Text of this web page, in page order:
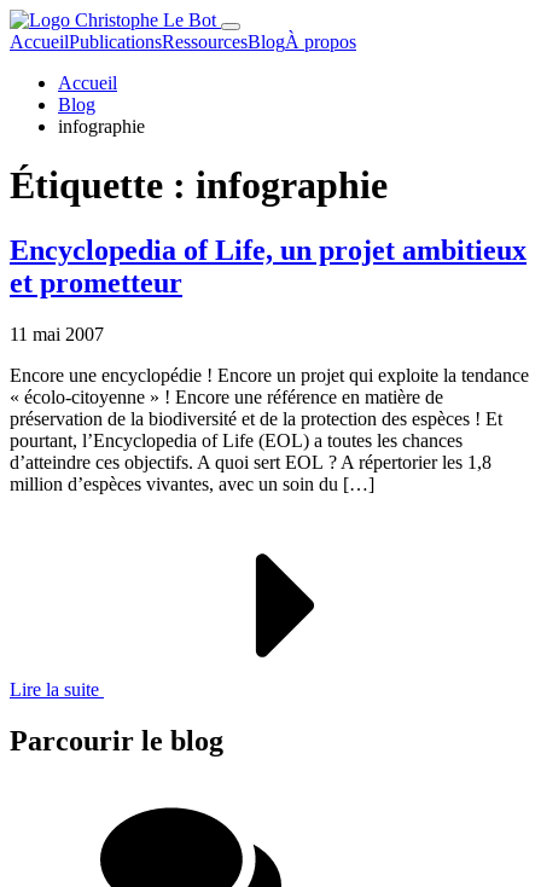
AccueilPublicationsRessourcesBlogÀ propos
Accueil
Blog
infographie
Étiquette : infographie
Encyclopedia of Life, un projet ambitieux
et prometteur
11 mai 2007
Encore une encyclopédie ! Encore un projet qui exploite la tendance
« écolo-citoyenne » ! Encore une référence en matière de
préservation de la biodiversité et de la protection des espèces ! Et
pourtant, l’Encyclopedia of Life (EOL) a toutes les chances
d’atteindre ces objectifs. A quoi sert EOL ? A répertorier les 1,8
million d’espèces vivantes, avec un soin du […]
Lire la suite
Parcourir le blog